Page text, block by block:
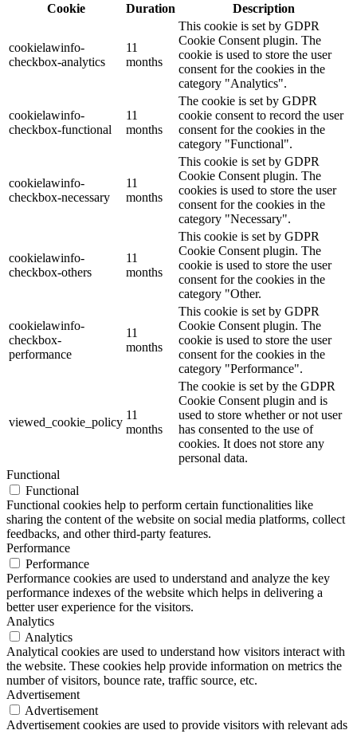
Cookie
Duration Description
cookielawinfo-
checkbox-analytics
11
months
This cookie is set by GDPR
Cookie Consent plugin. The
cookie is used to store the user
consent for the cookies in the
category "Analytics".
cookielawinfo-
checkbox-functional
11
months
The cookie is set by GDPR
cookie consent to record the user
consent for the cookies in the
category "Functional".
cookielawinfo-
checkbox-necessary
11
months
This cookie is set by GDPR
Cookie Consent plugin. The
cookies is used to store the user
consent for the cookies in the
category "Necessary".
cookielawinfo-
checkbox-others
11
months
This cookie is set by GDPR
Cookie Consent plugin. The
cookie is used to store the user
consent for the cookies in the
category "Other.
cookielawinfo-
checkbox-
performance
11
months
This cookie is set by GDPR
Cookie Consent plugin. The
cookie is used to store the user
consent for the cookies in the
category "Performance".
viewed_cookie_policy
11
months
The cookie is set by the GDPR
Cookie Consent plugin and is
used to store whether or not user
has consented to the use of
cookies. It does not store any
personal data.
Functional
Functional
Functional cookies help to perform certain functionalities like
sharing the content of the website on social media platforms, collect
feedbacks, and other third-party features.
Performance
Performance
Performance cookies are used to understand and analyze the key
performance indexes of the website which helps in delivering a
better user experience for the visitors.
Analytics
Analytics
Analytical cookies are used to understand how visitors interact with
the website. These cookies help provide information on metrics the
number of visitors, bounce rate, traffic source, etc.
Advertisement
Advertisement
Advertisement cookies are used to provide visitors with relevant ads